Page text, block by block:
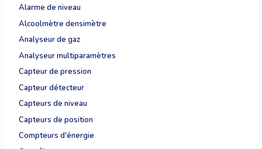
Alarme de niveau
Alcoolmètre densimètre
Analyseur de gaz
Analyseur multiparamètres
Capteur de pression
Capteur détecteur
Capteurs de niveau
Capteurs de position
Compteurs d'énergie